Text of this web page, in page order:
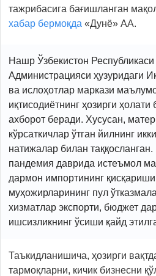
тажрибасига бағишланган
хабар бермоқда «Дунё» АА.
Нашр Ўзбекистон
Администрацияси ҳузуридаги
ва ислоҳотлар маркази
иқтисодиётнинг ҳозирги
ахборот беради. Хусусан,
кўрсаткичлар ўтган йилнинг
натижалар билан
пандемия даврида истеъмол
дармон импортининг
муҳожирларининг пул
хизматлар экспорти, бюджет
ишсизликнинг ўсиши қайд
Таъкидланишича, ҳозирги
тармоқларни, кичик бизнесни